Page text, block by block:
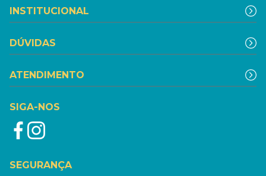
INSTITUCIONAL
DÚVIDAS
ATENDIMENTO
SIGA-NOS
SEGURANÇA